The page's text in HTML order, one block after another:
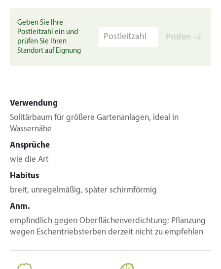
Geben Sie Ihre
Postleitzahl ein und
prüfen Sie Ihren
Standort auf Eignung
Prüfen
Verwendung
Solitärbaum für größere Gartenanlagen, ideal in
Wassernähe
Ansprüche
wie die Art
Habitus
breit, unregelmäßig, später schirmförmig
Anm.
empfindlich gegen Oberflächenverdichtung; Pflanzung
wegen Eschentriebsterben derzeit nicht zu empfehlen